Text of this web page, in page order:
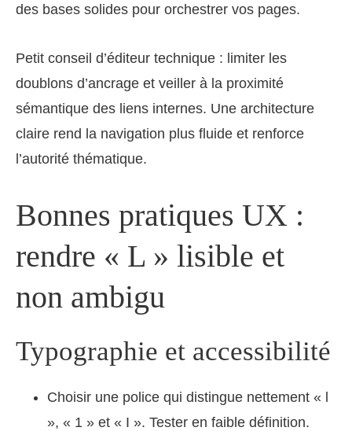
des bases solides pour orchestrer vos pages.
Petit conseil d’éditeur technique : limiter les
doublons d’ancrage et veiller à la proximité
sémantique des liens internes. Une architecture
claire rend la navigation plus fluide et renforce
l’autorité thématique.
Bonnes pratiques UX :
rendre « L » lisible et
non ambigu
Typographie et accessibilité
Choisir une police qui distingue nettement « l
», « 1 » et « I ». Tester en faible définition.